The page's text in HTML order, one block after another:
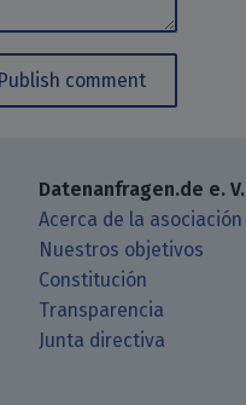
Publish comment
Datenanfragen.de e. V.
Acerca de la asociación
Nuestros objetivos
Constitución
Transparencia
Junta directiva